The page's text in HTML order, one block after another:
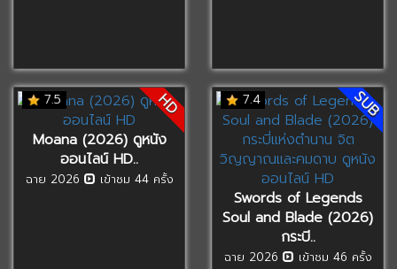
7.5 HD
Moana (2026) ดูหนัง
ออนไลน์ HD..
ฉาย 2026 เข้าชม 44 ครั้ง
7.4 SUB
Swords of Legends
Soul and Blade (2026)
กระบี..
ฉาย 2026 เข้าชม 46 ครั้ง